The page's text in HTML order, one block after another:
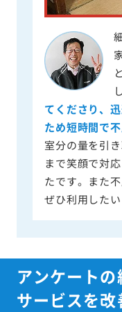
てくださり、
ため短時間で
室分の量を引
まで笑顔で対
たです。また
ぜひ利用した
アンケート
サービスを改